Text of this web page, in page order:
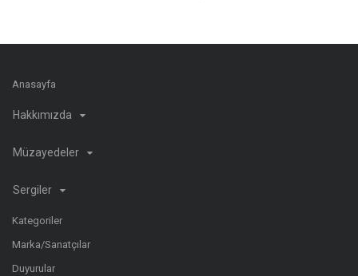
Anasayfa
Hakkımızda
Müzayedeler
Sergiler
Kategoriler
Marka/Sanatçılar
Duyurular